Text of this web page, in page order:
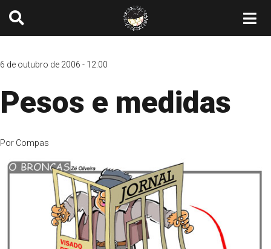
6 de outubro de 2006 - 12:00
Pesos e medidas
Por Compas